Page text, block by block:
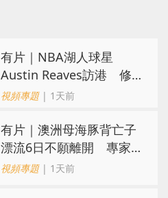
有片｜NBA湖人球星
Austin Reaves訪港 修
頓與青少年交流球技
視頻專題| 1天前
有片｜澳洲母海豚背亡子
漂流6日不願離開 專家：
極度悲傷下的哀悼行為
視頻專題| 1天前